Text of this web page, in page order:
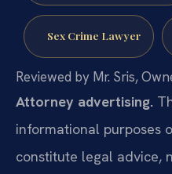
Sex Crime Lawyer
Reviewed by Mr. Sris,
Attorney advertising.
informational purposes
constitute legal advice,